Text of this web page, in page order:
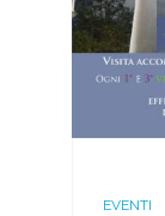
EVENTI